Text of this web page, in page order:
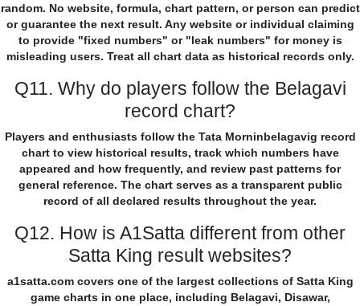
random. No website, formula, chart pattern, or person can predict
or guarantee the next result. Any website or individual claiming
to provide "fixed numbers" or "leak numbers" for money is
misleading users. Treat all chart data as historical records only.
Q11. Why do players follow the Belagavi
record chart?
Players and enthusiasts follow the Tata Morninbelagavig record
chart to view historical results, track which numbers have
appeared and how frequently, and review past patterns for
general reference. The chart serves as a transparent public
record of all declared results throughout the year.
Q12. How is A1Satta different from other
Satta King result websites?
a1satta.com covers one of the largest collections of Satta King
game charts in one place, including Belagavi, Disawar,